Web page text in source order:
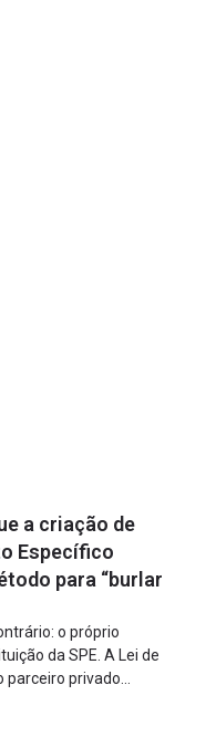
a criação de
Específico
para “burlar
o próprio
da SPE. A Lei de
parceiro privado
à licitação” é